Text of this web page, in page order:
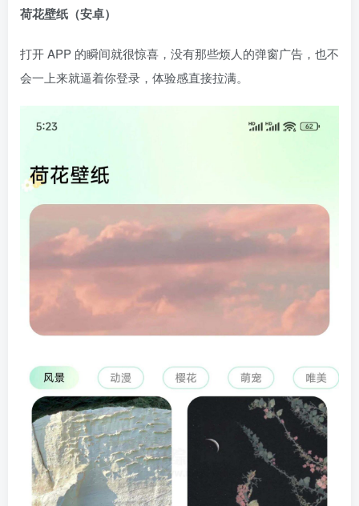
荷花壁纸（安卓）
打开 APP 的瞬间就很惊喜，没有那些烦人的弹窗广告，也不
会一上来就逼着你登录，体验感直接拉满。